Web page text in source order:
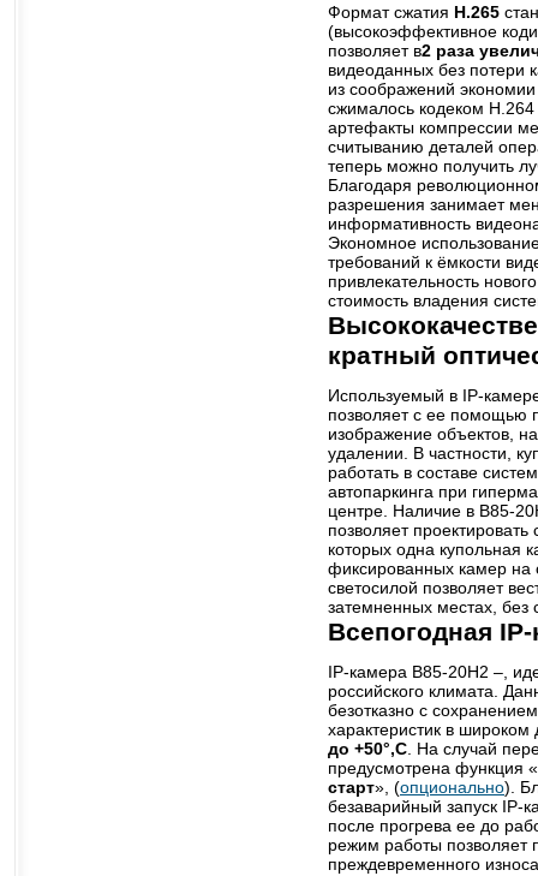
Формат сжатия H.265
(высокоэффективное
позволяет в2 раза
видеоданных без потери
из соображений
сжималось кодеком
артефакты компрессии
считыванию деталей
теперь можно получить
Благодаря
разрешения занимает
информативность
Экономное
требований к ёмкости
привлекательность
стоимость владения
кратный
Используемый в IP-
позволяет с ее помощью
изображение объектов,
удалении. В частности,
работать в составе
автопаркинга при
центре. Наличие в B85-
позволяет
которых одна купольная
фиксированных камер на
светосилой позволяет
затемненных местах,
Всепогодная
IP-камера B85-20H2 –,
российского климата.
безотказно с
характеристик в
до +50°,С . На случай
предусмотрена функция «
старт», (опционально).
безаварийный запуск IP-
после прогрева ее до
режим работы позволяет
преждевременного